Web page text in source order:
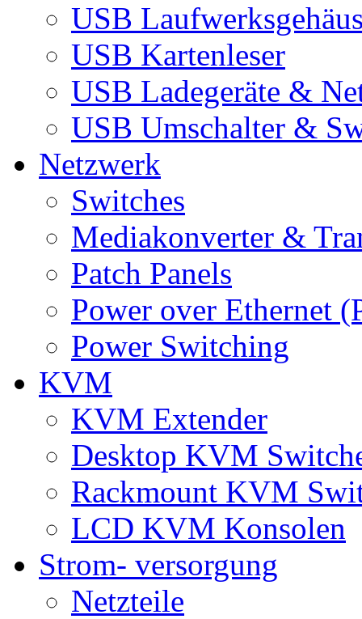
USB
USB Kartenleser
USB Ladegeräte &
USB Umschalter &
Netzwerk
Switches
Mediakonverter &
Patch Panels
Power over Ethernet
Power Switching
KVM
KVM Extender
Desktop KVM
Rackmount KVM
LCD KVM Konsolen
Strom- versorgung
Netzteile